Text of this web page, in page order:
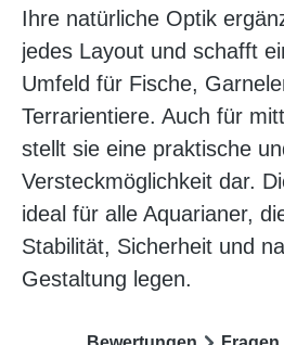
Ihre natürliche Optik
jedes Layout und schafft
Umfeld für Fische,
Terrarientiere. Auch für
stellt sie eine praktische
Versteckmöglichkeit dar.
ideal für alle Aquarianer,
Stabilität, Sicherheit und
Gestaltung legen.